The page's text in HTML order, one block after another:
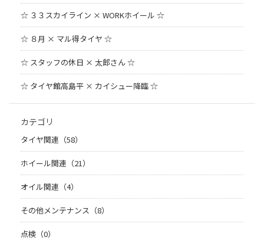
☆ ３３スカイライン × WORKホイール ☆
☆ ８月 × マル得タイヤ ☆
☆ スタッフの休日 × 太郎さん ☆
☆ タイヤ館高島平 × カイシュー降臨 ☆
カテゴリ
タイヤ関連（58）
ホイール関連（21）
オイル関連（4）
その他メンテナンス（8）
点検（0）